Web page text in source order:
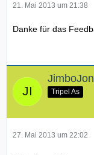
21. Mai 2013 um 21:38
Danke für das
Tripel As
27. Mai 2013 um 22:02